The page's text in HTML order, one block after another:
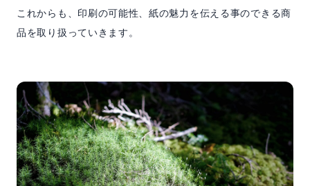
これからも、印刷の可能性、紙の魅力を伝える事のできる商
品を取り扱っていきます。